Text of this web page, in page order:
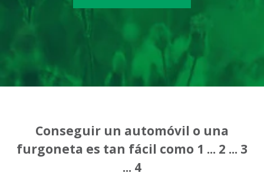
Conseguir un automóvil o una
furgoneta es tan fácil como 1 ... 2 ... 3
... 4